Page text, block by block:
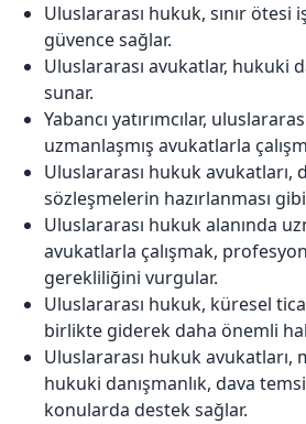
Uluslararası hukuk, sınır ötesi
güvence sağlar.
Uluslararası avukatlar, hukuki
sunar.
Yabancı yatırımcılar,
uzmanlaşmış avukatlarla
Uluslararası hukuk avukatları,
sözleşmelerin hazırlanması
Uluslararası hukuk alanında
avukatlarla çalışmak,
gerekliliğini vurgular.
Uluslararası hukuk, küresel
birlikte giderek daha önemli
Uluslararası hukuk avukatları,
hukuki danışmanlık, dava
konularda destek sağlar.